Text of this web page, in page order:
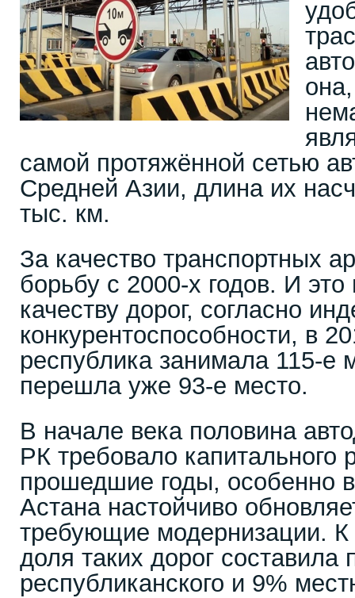
самой протяжённой сетью
Средней Азии, длина их
тыс. км.
За качество транспортных
борьбу с 2000-х годов. И
качеству дорог, согласно
конкурентоспособности, в
республика занимала 115-е
перешла уже 93-е место.
В начале века половина
РК требовало капитального
прошедшие годы, особенно
Астана настойчиво
требующие модернизации. К
доля таких дорог составила
республиканского и 9%